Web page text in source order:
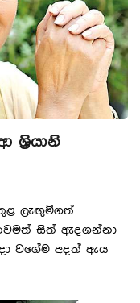
ශ්‍රියානි
ලැඟුම්ගත්
සිත් ඇදගන්නා
වගේම අදත් ඇය